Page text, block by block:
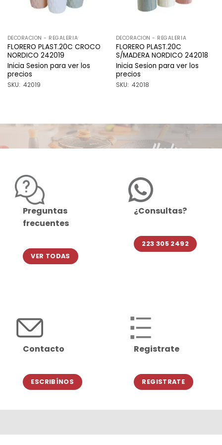
DECORACION - REGALERIA
FLORERO PLAST.20C CROCO
NORDICO 242019
Inicia Sesion para ver los
precios
SKU: 42019
DECORACION - REGALERIA
FLORERO PLAST.20C
S/MADERA NORDICO 242018
Inicia Sesion para ver los
precios
SKU: 42018
Preguntas
frecuentes
VER TODAS
¿Consultas?
223 305 2492
Contacto
ESCRIBÍNOS
Registrate
REGISTRATE